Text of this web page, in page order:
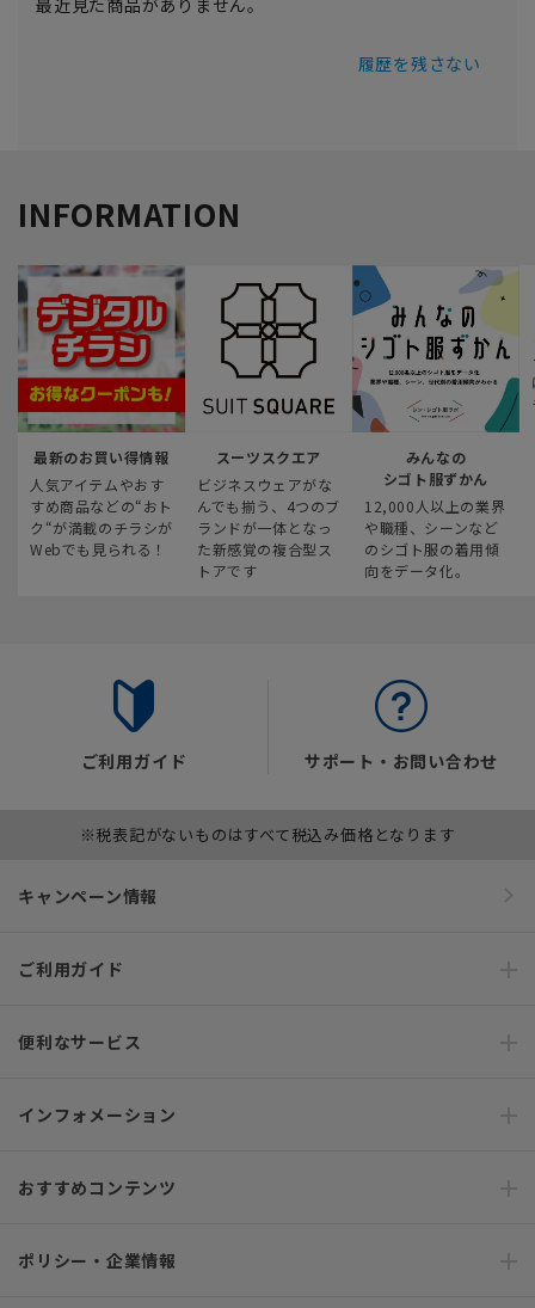
最近見た商品がありません。
履歴を残さない
INFORMATION
最新のお買い得情報
人気アイテムやおす
すめ商品などの“おト
ク“が満載のチラシが
Webでも見られる！
スーツスクエア
ビジネスウェアがな
んでも揃う、4つのブ
ランドが一体となっ
た新感覚の複合型ス
トアです
みんなの
シゴト服ずかん
12,000人以上の業界
や職種、シーンなど
のシゴト服の着用傾
向をデータ化。
ご利用ガイド サポート・お問い合わせ
※税表記がないものはすべて税込み価格となります
キャンペーン情報
ご利用ガイド
便利なサービス
インフォメーション
おすすめコンテンツ
ポリシー・企業情報